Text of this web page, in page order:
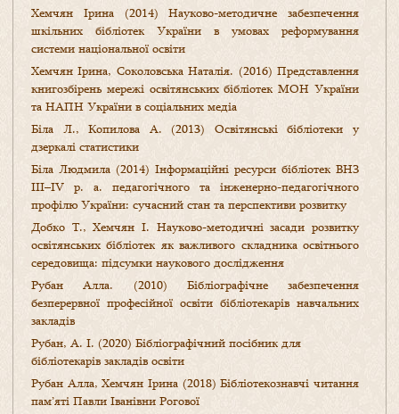
Хемчян Ірина (2014) Науково-методичне забезпечення
шкільних бібліотек України в умовах реформування
системи національної освіти
Хемчян Ірина, Соколовська Наталія. (2016) Представлення
книгозбірень мережі освітянських бібліотек МОН України
та НАПН України в соціальних медіа
Біла Л., Копилова А. (2013) Освітянські бібліотеки у
дзеркалі статистики
Біла Людмила (2014) Інформаційні ресурси бібліотек ВНЗ
ІІІ–ІV р. а. педагогічного та інженерно-педагогічного
профілю України: сучасний стан та перспективи розвитку
Добко Т., Хемчян І. Науково-методичні засади розвитку
освітянських бібліотек як важливого складника освітнього
середовища: підсумки наукового дослідження
Рубан Алла. (2010) Бібліографічне забезпечення
безперервної професійної освіти бібліотекарів навчальних
закладів
Рубан, А. І. (2020) Бібліографічний посібник для
бібліотекарів закладів освіти
Рубан Алла, Хемчян Ірина (2018) Бібліотекознавчі читання
пам’яті Павли Іванівни Рогової